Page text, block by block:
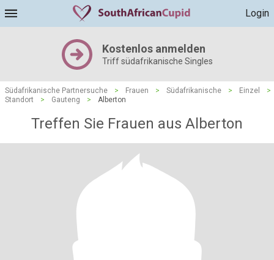
Login
Kostenlos anmelden
Triff südafrikanische Singles
Südafrikanische Partnersuche > Frauen > Südafrikanische > Einzel
>
Standort
> Gauteng > Alberton
Treffen Sie Frauen aus Alberton